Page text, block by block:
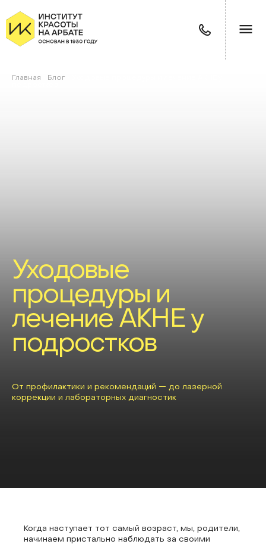
Главная Блог
Уходовые
процедуры и
лечение АКНЕ у
подростков
От профилактики и рекомендаций — до лазерной
коррекции и лабораторных диагностик
Когда наступает тот самый возраст, мы, родители,
начинаем пристально наблюдать за своими